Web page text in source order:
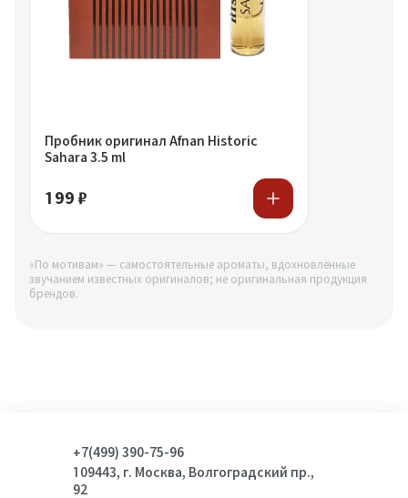
Пробник оригинал Afnan Historic
Sahara 3.5 ml
199 ₽
«По мотивам» — самостоятельные ароматы, вдохновлённые
звучанием известных оригиналов; не оригинальная продукция
брендов.
+7(499) 390-75-96
109443, г. Москва, Волгоградский пр.,
92